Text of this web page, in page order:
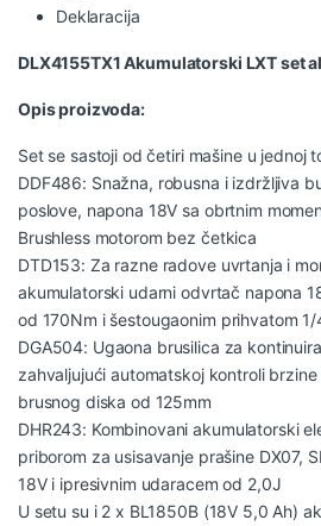
Deklaracija
DLX4155TX1 Akumulatorski LXT set
Opis proizvoda:
Set se sastoji od četiri mašine u jednoj
DDF486: Snažna, robusna i izdržljiva
poslove, napona 18V sa obrtnim
Brushless motorom bez četkica
DTD153: Za razne radove uvrtanja i
akumulatorski udarni odvrtač napona
od 170Nm i šestougaonim prihvatom 1/
DGA504: Ugaona brusilica za
zahvaljujući automatskoj kontroli
brusnog diska od 125mm
DHR243: Kombinovani akumulatorski
priborom za usisavanje prašine DX07,
18V i ipresivnim udaracem od 2,0J
U setu su i 2 x BL1850B (18V 5,0 Ah)